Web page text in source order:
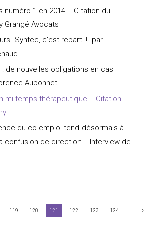
numéro 1 en 2014" - Citation du
Grangé Avocats
Syntec, c'est reparti !" par
: de nouvelles obligations en cas
Aubonnet
mi-temps thérapeutique" - Citation
du co-emploi tend désormais à
confusion de direction" - Interview de
119 120 121 122 123 124 ... >